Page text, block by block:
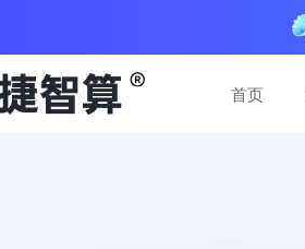
首页